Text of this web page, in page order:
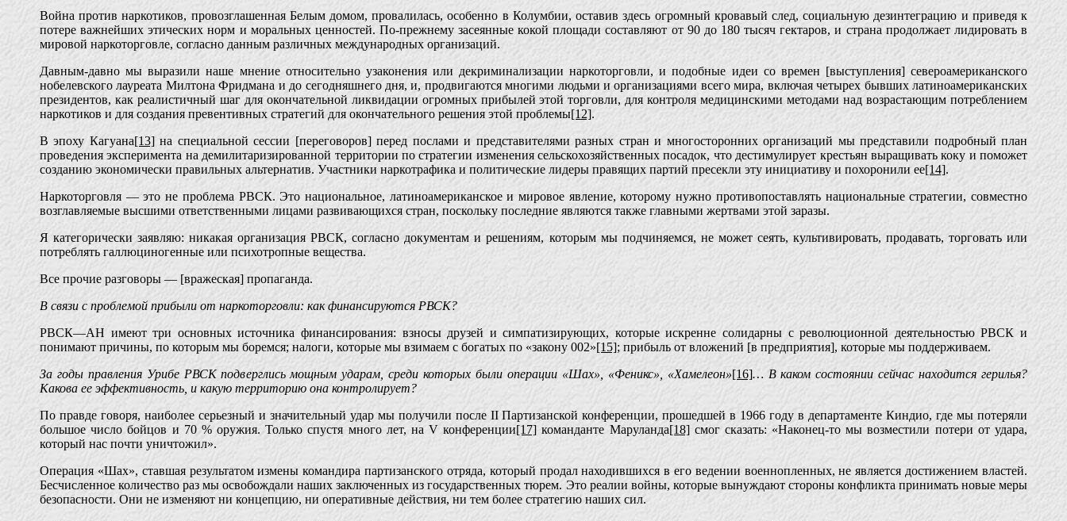
Война против наркотиков, провозглашенная Белым домом, провалилась, особенно в Колумбии, оставив здесь огромный кровавый след, социальную дезинтеграцию и приведя к
потере важнейших этических норм и моральных ценностей. По-прежнему засеянные кокой площади составляют от 90 до 180 тысяч гектаров, и страна продолжает лидировать в
мировой наркоторговле, согласно данным различных международных организаций.
Давным-давно мы выразили наше мнение относительно узаконения или декриминализации наркоторговли, и подобные идеи со времен [выступления] североамериканского
нобелевского лауреата Милтона Фридмана и до сегодняшнего дня, и, продвигаются многими людьми и организациями всего мира, включая четырех бывших латиноамериканских
президентов, как реалистичный шаг для окончательной ликвидации огромных прибылей этой торговли, для контроля медицинскими методами над возрастающим потреблением
наркотиков и для создания превентивных стратегий для окончательного решения этой проблемы[12].
В эпоху Кагуана[13]на специальной сессии [переговоров] перед послами и представителями разных стран и многосторонних организаций мы представили подробный план
проведения эксперимента на демилитаризированной территории по стратегии изменения сельскохозяйственных посадок, что дестимулирует крестьян выращивать коку и поможет
созданию экономически правильных альтернатив. Участники наркотрафика и политические лидеры правящих партий пресекли эту инициативу и похоронили ее[14].
Наркоторговля — это не проблема РВСК. Это национальное, латиноамериканское и мировое явление, которому нужно противопоставлять национальные стратегии, совместно
возглавляемые высшими ответственными лицами развивающихся стран, поскольку последние являются также главными жертвами этой заразы.
Я категорически заявляю: никакая организация РВСК, согласно документам и решениям, которым мы подчиняемся, не может сеять, культивировать, продавать, торговать или
потреблять галлюциногенные или психотропные вещества.
Все прочие разговоры — [вражеская] пропаганда.
В связи с проблемой прибыли от наркоторговли: как финансируются РВСК?
РВСК—АН имеют три основных источника финансирования: взносы друзей и симпатизирующих, которые искренне солидарны с революционной деятельностью РВСК и
понимают причины, по которым мы боремся; налоги, которые мы взимаем с богатых по «закону 002»[15]; прибыль от вложений [в предприятия], которые мы поддерживаем.
За годы правления Урибе РВСК подверглись мощным ударам, среди которых были операции «Шах», «Феникс», «Хамелеон»[16]… В каком состоянии сейчас находится герилья?
Какова ее эффективность, и какую территорию она контролирует?
По правде говоря, наиболее серьезный и значительный удар мы получили после II Партизанской конференции, прошедшей в 1966 году в департаменте Киндио, где мы потеряли
большое число бойцов и 70 % оружия. Только спустя много лет, на V конференции[17] команданте Маруланда[18]смог сказать: «Наконец-то мы возместили потери от удара,
который нас почти уничтожил».
Операция «Шах», ставшая результатом измены командира партизанского отряда, который продал находившихся в его ведении военнопленных, не является достижением властей.
Бесчисленное количество раз мы освобождали наших заключенных из государственных тюрем. Это реалии войны, которые вынуждают стороны конфликта принимать новые меры
безопасности. Они не изменяют ни концепцию, ни оперативные действия, ни тем более стратегию наших сил.